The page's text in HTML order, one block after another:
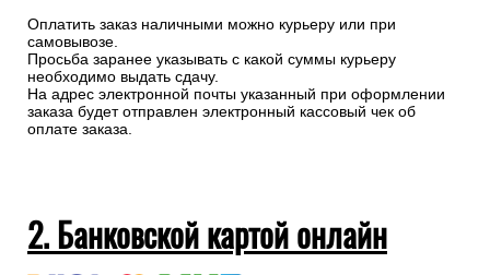
Оплатить заказ наличными можно курьеру или при
самовывозе.
Просьба заранее указывать с какой суммы курьеру
необходимо выдать сдачу.
На адрес электронной почты указанный при оформлении
заказа будет отправлен электронный кассовый чек об
оплате заказа.
2. Банковской картой онлайн